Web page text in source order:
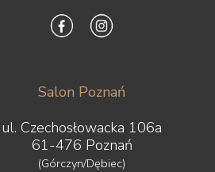
Salon Poznań
ul. Czechosłowacka 106a
61-476 Poznań
(Górczyn/Dębiec)